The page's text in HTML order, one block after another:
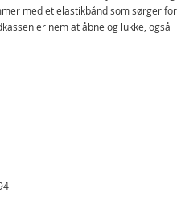
med et elastikbånd som sørger for
er nem at åbne og lukke, også